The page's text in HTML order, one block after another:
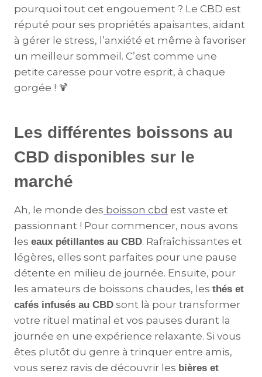
pourquoi tout cet engouement ? Le CBD est
réputé pour ses propriétés apaisantes, aidant
à gérer le stress, l’anxiété et même à favoriser
un meilleur sommeil. C’est comme une
petite caresse pour votre esprit, à chaque
gorgée ! 🍹
Les différentes boissons au
CBD disponibles sur le
marché
Ah, le monde des boisson cbd est vaste et
passionnant ! Pour commencer, nous avons
les eaux pétillantes au CBD. Rafraîchissantes et
légères, elles sont parfaites pour une pause
détente en milieu de journée. Ensuite, pour
les amateurs de boissons chaudes, les thés et
cafés infusés au CBD sont là pour transformer
votre rituel matinal et vos pauses durant la
journée en une expérience relaxante. Si vous
êtes plutôt du genre à trinquer entre amis,
vous serez ravis de découvrir les bières et